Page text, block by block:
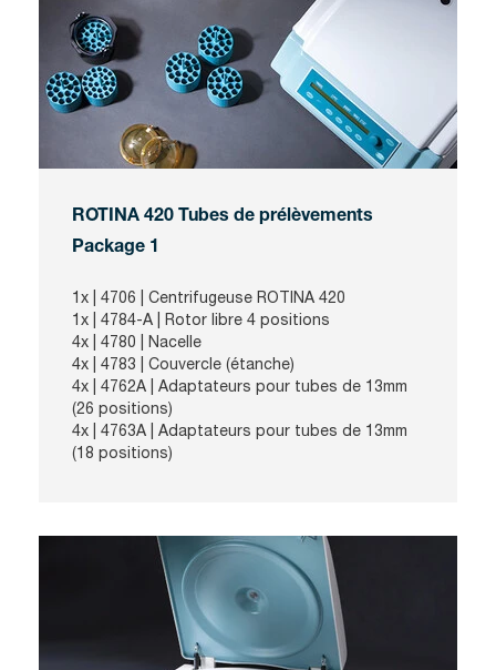
ROTINA 420 Tubes de prélèvements
Package 1
1x | 4706
| Centrifugeuse ROTINA 420
1x | 4784-A | Rotor libre 4 positions
4x | 4780
| Nacelle
4x | 4783
| Couvercle (étanche)
4x | 4762A
| Adaptateurs pour tubes de 13mm
(26 positions)
4x | 4763A
| Adaptateurs pour tubes de 13mm
(18 positions)